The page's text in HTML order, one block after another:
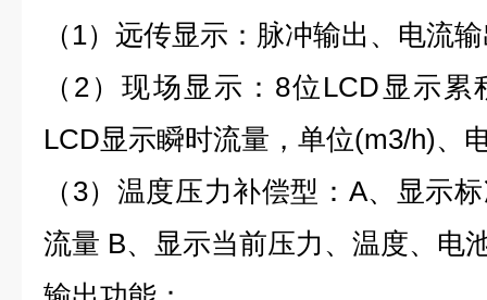
（1）远传显示：脉冲输出、电流
（2）现场显示：8位LCD显示
LCD显示瞬时流量，单位(m3/h)、
（3）温度压力补偿型：A、显示
流量 B、显示当前压力、温度、电